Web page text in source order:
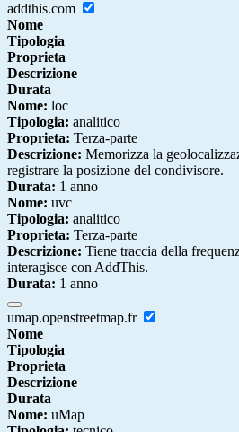
addthis.com
Nome
Tipologia
Proprieta
Descrizione
Durata
Nome: loc
Tipologia: analitico
Proprieta: Terza-parte
Descrizione: Memorizza la
registrare la posizione del condivisore.
Durata: 1 anno
Nome: uvc
Tipologia: analitico
Proprieta: Terza-parte
Descrizione: Tiene traccia della
interagisce con AddThis.
Durata: 1 anno
umap.openstreetmap.fr
Nome
Tipologia
Proprieta
Descrizione
Durata
Nome: uMap